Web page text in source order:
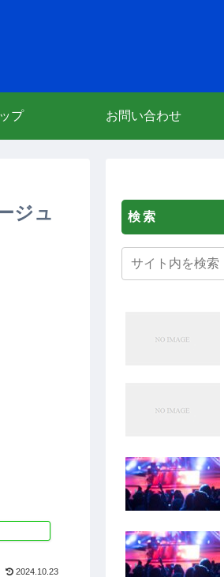
プ お問い合わせ
ジュ
2024.10.23
検索